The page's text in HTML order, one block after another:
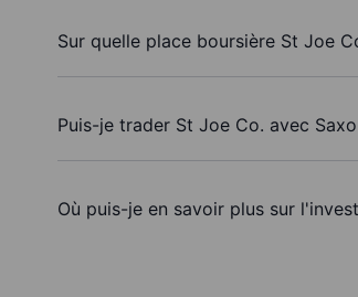
Sur quelle place boursière St Joe
Puis-je trader St Joe Co. avec
Où puis-je en savoir plus sur